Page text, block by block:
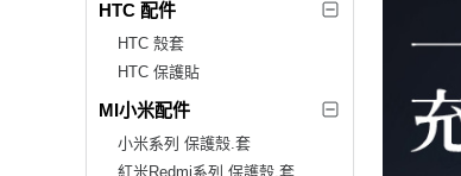
HTC 配件
HTC 殼套
HTC 保護貼
MI小米配件
小米系列 保護殼.套
紅米Redmi系列 保護殼.套